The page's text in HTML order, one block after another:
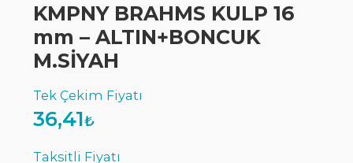
KMPNY BRAHMS KULP 16
mm – ALTIN+BONCUK
M.SİYAH
36,41₺